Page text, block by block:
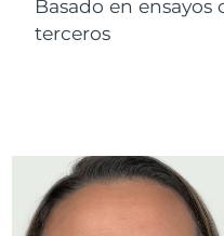
Basado en ensayos
terceros
FOREO APP
Kuwait
Lituania